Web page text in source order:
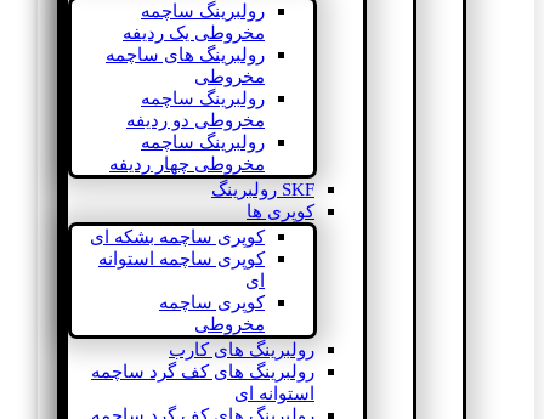
رولبرینگ ساچمه
مخروطی یک ردیفه
رولبرینگ های ساچمه
مخروطی
رولبرینگ ساچمه
مخروطی دو ردیفه
رولبرینگ ساچمه
مخروطی چهار ردیفه
SKF رولبرینگ
کوپری ها
کوپری ساچمه بشکه ای
کوپری ساچمه استوانه
ای
کوپری ساچمه
مخروطی
رولبرینگ های کارب
رولبرینگ های کف گرد ساچمه
استوانه ای